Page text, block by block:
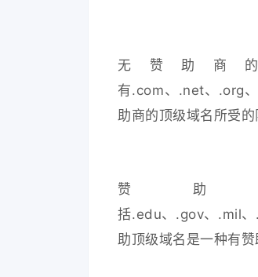
无赞助商
有.com、.net、.org
助商的顶级域名所受的
赞
括.edu、.gov、.mil
助顶级域名是一种有